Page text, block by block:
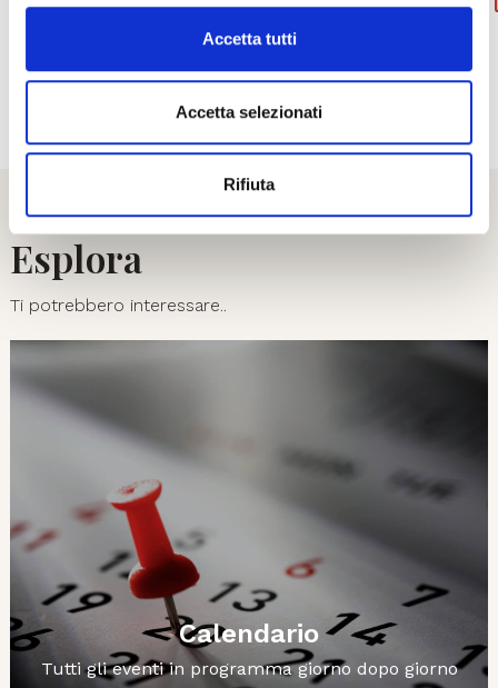
Accetta tutti
Accetta selezionati
Rifiuta
Esplora
Ti potrebbero interessare..
Calendario
Tutti gli eventi in programma giorno dopo giorno